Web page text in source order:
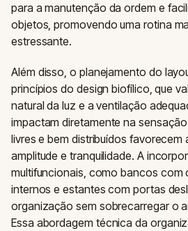
para a manutenção da ordem e
objetos, promovendo uma rotina
estressante.
Além disso, o planejamento do
princípios do design biofílico, que
natural da luz e a ventilação
impactam diretamente na
livres e bem distribuídos favorecem
amplitude e tranquilidade. A
multifuncionais, como bancos com
internos e estantes com portas
organização sem sobrecarregar o
Essa abordagem técnica da